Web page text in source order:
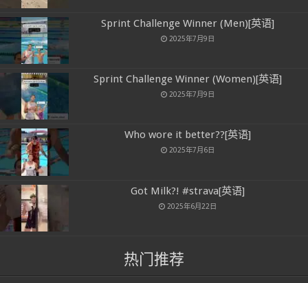
Sprint Challenge Winner (Men)[英语]
2025年7月9日
Sprint Challenge Winner (Women)[英语]
2025年7月9日
Who wore it better??[英语]
2025年7月6日
Got Milk?! #strava[英语]
2025年6月22日
热门推荐